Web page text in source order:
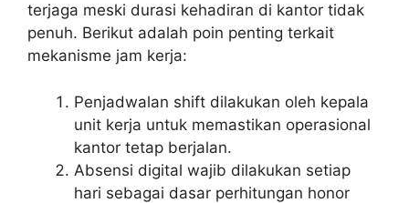
terjaga meski durasi kehadiran di kantor tidak
penuh. Berikut adalah poin penting terkait
mekanisme jam kerja:
Penjadwalan shift dilakukan oleh kepala
unit kerja untuk memastikan operasional
kantor tetap berjalan.
Absensi digital wajib dilakukan setiap
hari sebagai dasar perhitungan honor